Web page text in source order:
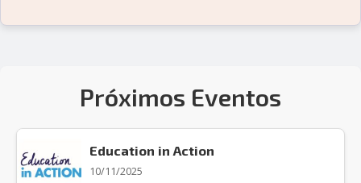
Próximos Eventos
Education in Action
10/11/2025